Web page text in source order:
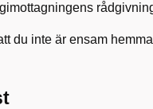
du inte är ensam